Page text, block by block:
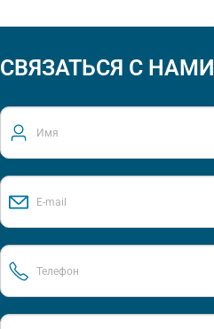
СВЯЗАТЬСЯ С НАМИ